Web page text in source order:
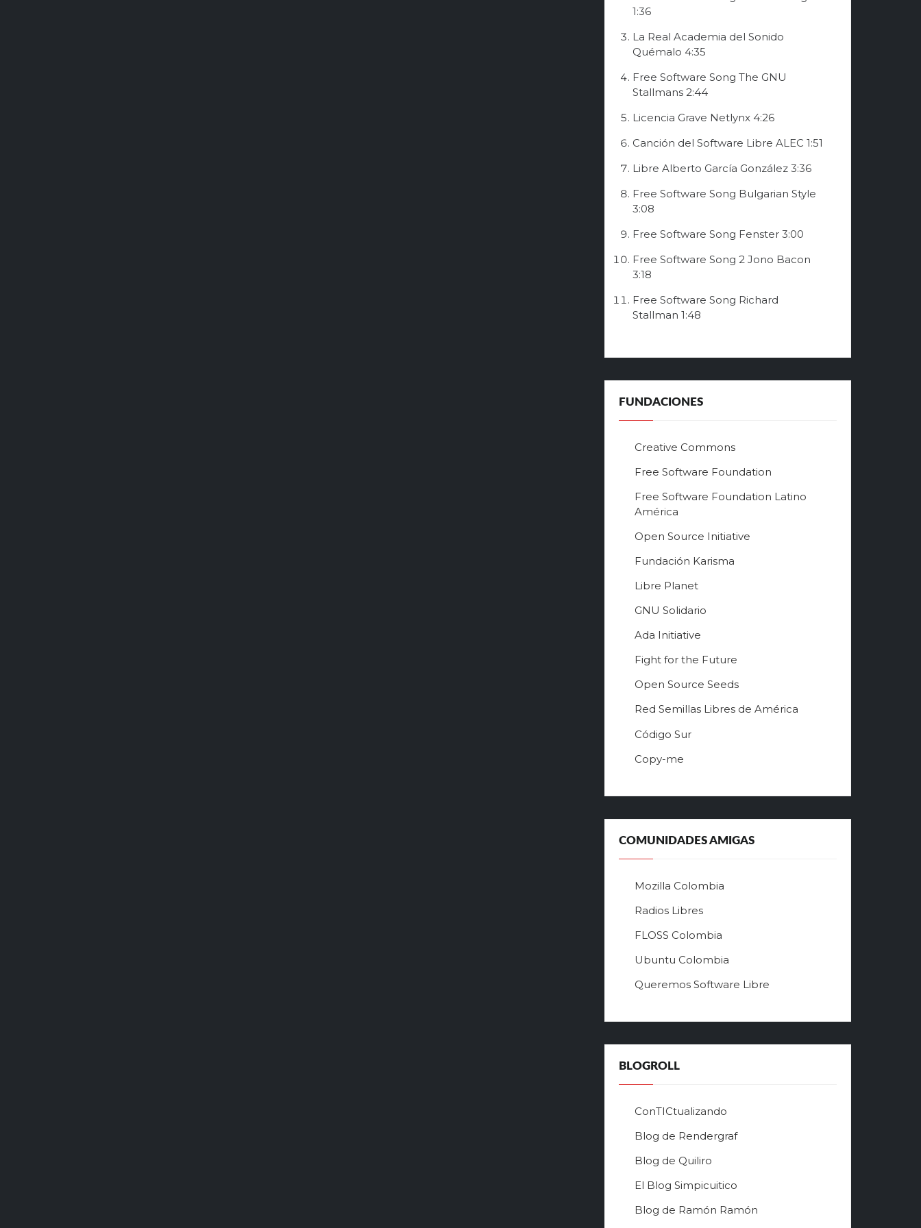
1:36
La Real Academia del Sonido
Quémalo 4:35
Free Software Song The GNU
Stallmans 2:44
Licencia Grave Netlynx 4:26
Canción del Software Libre ALEC 1:51
Libre Alberto García González 3:36
Free Software Song Bulgarian Style
3:08
Free Software Song Fenster 3:00
Free Software Song 2 Jono Bacon
3:18
Free Software Song Richard
Stallman 1:48
FUNDACIONES
Creative Commons
Free Software Foundation
Free Software Foundation Latino
América
Open Source Initiative
Fundación Karisma
Libre Planet
GNU Solidario
Ada Initiative
Fight for the Future
Open Source Seeds
Red Semillas Libres de América
о
и
л
ь
й
а
т
л
ч
о
в
о
л
й
н
а
Código Sur
Copy-me
COMUNIDADES AMIGAS
Mozilla Colombia
Radios Libres
FLOSS Colombia
Ubuntu Colombia
Queremos Software Libre
BLOGROLL
ConTICtualizando
Blog de Rendergraf
Blog de Quiliro
El Blog Simpicuitico
Blog de Ramón Ramón